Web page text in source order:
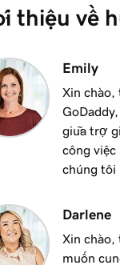
thiệu về
Emily
Xin chào,
giữa trợ
công việc
chúng tôi
Darlene
Xin chào,
muốn